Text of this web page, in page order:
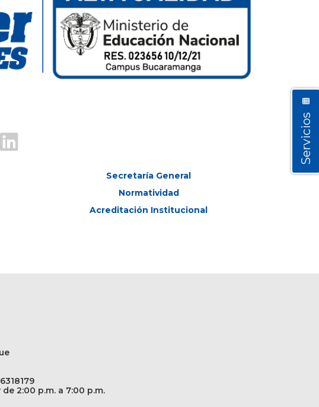
Secretaría General
Normatividad
Acreditación Institucional
2:00 p.m. a 7:00 p.m.
Servicios